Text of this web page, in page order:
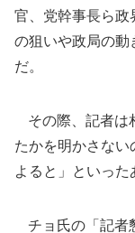
官、党幹事長ら
の狙いや政局の
だ。
その際、記者は
たかを明かさな
よると」といった
チョ氏の「記者